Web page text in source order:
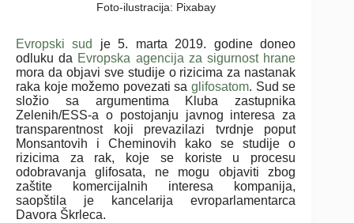
Foto-ilustracija: Pixabay
Evropski sud
je 5. marta 2019. godine doneo
odluku da Evropska agencija za sigurnost hrane
mora da objavi sve studije o rizicima za nastanak
raka koje možemo povezati saglifosatom. Sud se
složio sa argumentima Kluba zastupnika
Zelenih/ESS-a o postojanju javnog interesa za
transparentnost koji prevazilazi tvrdnje poput
Monsantovih i Cheminovih kako se studije o
rizicima za rak, koje se koriste u procesu
odobravanja glifosata, ne mogu objaviti zbog
zaštite komercijalnih interesa kompanija,
saopštila je kancelarija evroparlamentarca
Davora Škrleca.